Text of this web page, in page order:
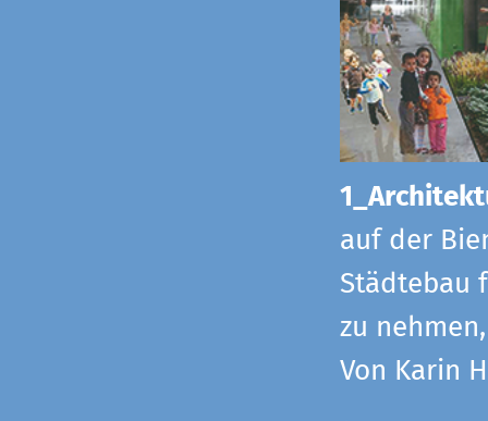
auf der
Städtebau
zu
Von Karin